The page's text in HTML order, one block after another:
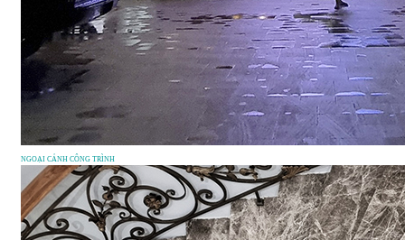
NGOẠI CẢNH CÔNG TRÌNH